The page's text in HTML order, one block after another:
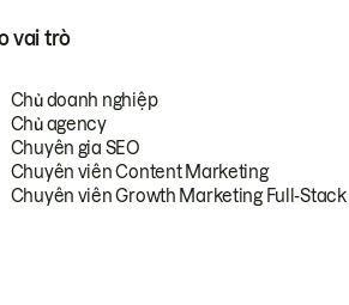
vai trò
Chủ doanh nghiệp
Chủ agency
Chuyên gia SEO
Chuyên viên Content Marketing
Chuyên viên Growth Marketing Full-Stack